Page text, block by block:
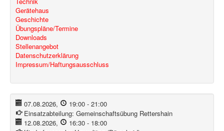
Gerätehaus
Geschichte
Übungspläne/Termine
Downloads
Stellenangebot
Datenschutzerklärung
Impressum/Haftungsausschluss
07.08.2026, 19:00- 21:00
Einsatzabteilung:Gemeinschaftsübung Rettershain
12.08.2026, 16:30- 18:00